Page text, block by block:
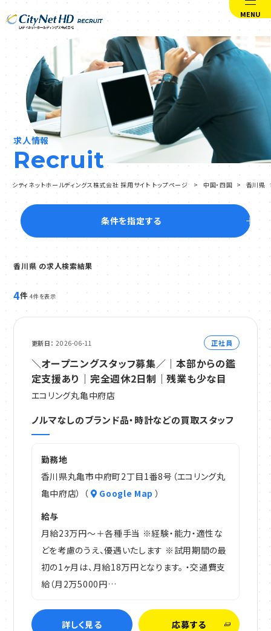
MENU
求人情報
Recruit
シティネットホールディングス株式会社 採用サイト トップページ 中国・四国 香川県
条件を指定する
香川県 の求人検索結果
4件 4件を表示
更新日 2026-06-11 正社員
＼オープニングスタッフ募集／｜本部からの鑑
定支援あり｜完全週休2日制｜残業も少な目
エコリング丸亀中府店
ノルマなしのブランド品・時計などの買取スタッフ
勤務地
香川県丸亀市中府町2丁目1番8号（エコリング丸
亀中府店） （
Google Map ）
給与
月給23万円～＋各種手当 ※経験・能力・適性な
どを考慮のうえ、優遇いたします ※試用期間の最
初の1ヶ月は、月給18万円となります。 ・交通費支
給（月2万5000円…
詳しく見る 応募する